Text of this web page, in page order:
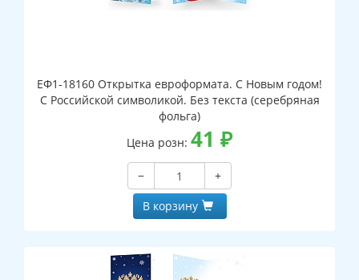
ЕФ1-18160 Открытка евроформата. С Новым годом!
С Российской символикой. Без текста (серебряная
фольга)
Цена розн: 41 ₽
−
+
В корзину